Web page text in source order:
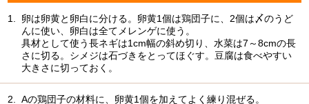
1.
卵は卵黄と卵白に分ける。卵黄1個は鶏団子に、2個は〆のうど
んに使い、卵白は全てメレンゲに使う。
具材として使う長ネギは1cm幅の斜め切り、水菜は7～8cmの長
さに切る。シメジは石づきをとってほぐす。豆腐は食べやすい
大きさに切っておく。
2. Aの鶏団子の材料に、卵黄1個を加えてよく練り混ぜる。